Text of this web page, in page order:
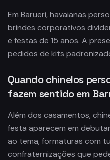
Em Barueri, havaianas
brindes corporativos
e festas de 15 anos. A
pedidos de kits
Quando chinelos
fazem sentido em
Além dos casamentos,
festa aparecem em
ao tema, formaturas com
confraternizações que